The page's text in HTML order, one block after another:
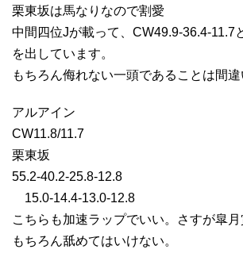
栗東坂は馬なりなので割愛
中間四位Jが載って、CW49.9-36.4-11.7
を出しています。
もちろん侮れない一頭であることは間違
アルアイン
CW11.8/11.7
栗東坂
55.2-40.2-25.8-12.8
15.0-14.4-13.0-12.8
こちらも加速ラップでいい。さすが皐月
もちろん舐めてはいけない。